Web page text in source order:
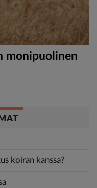
monipuolinen
koiran kanssa?